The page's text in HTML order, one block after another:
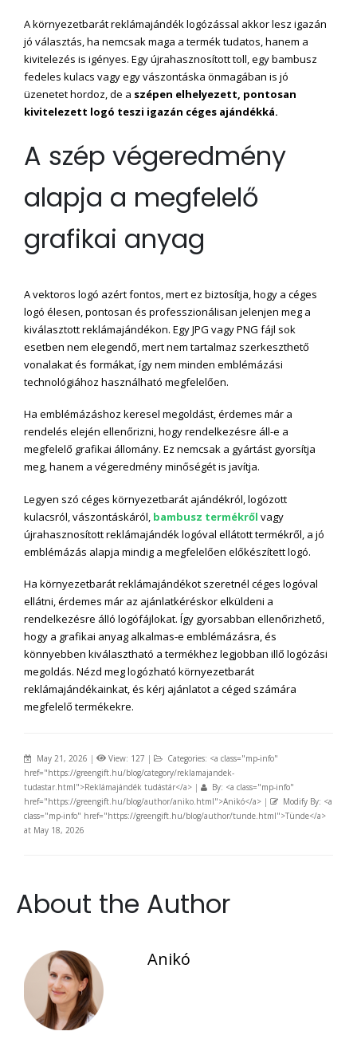
A környezetbarát reklámajándék logózással akkor lesz igazán
jó választás, ha nemcsak maga a termék tudatos, hanem a
kivitelezés is igényes. Egy újrahasznosított toll, egy bambusz
fedeles kulacs vagy egy vászontáska önmagában is jó
üzenetet hordoz, de a szépen elhelyezett, pontosan
kivitelezett logó teszi igazán céges ajándékká.
A szép végeredmény
alapja a megfelelő
grafikai anyag
A vektoros logó azért fontos, mert ez biztosítja, hogy a céges
logó élesen, pontosan és professzionálisan jelenjen meg a
kiválasztott reklámajándékon. Egy JPG vagy PNG fájl sok
esetben nem elegendő, mert nem tartalmaz szerkeszthető
vonalakat és formákat, így nem minden emblémázási
technológiához használható megfelelően.
Ha emblémázáshoz keresel megoldást, érdemes már a
rendelés elején ellenőrizni, hogy rendelkezésre áll-e a
megfelelő grafikai állomány. Ez nemcsak a gyártást gyorsítja
meg, hanem a végeredmény minőségét is javítja.
Legyen szó céges környezetbarát ajándékról, logózott
kulacsról, vászontáskáról, bambusz termékről vagy
újrahasznosított reklámajándék logóval ellátott termékről, a jó
emblémázás alapja mindig a megfelelően előkészített logó.
Ha környezetbarát reklámajándékot szeretnél céges logóval
ellátni, érdemes már az ajánlatkéréskor elküldeni a
rendelkezésre álló logófájlokat. Így gyorsabban ellenőrizhető,
hogy a grafikai anyag alkalmas-e emblémázásra, és
könnyebben kiválasztható a termékhez legjobban illő logózási
megoldás. Nézd meg logózható környezetbarát
reklámajándékainkat, és kérj ajánlatot a céged számára
megfelelő termékekre.
May 21, 2026 | View: 127 |
Categories: <a class="mp-info"
href="https://greengift.hu/blog/category/reklamajandek-
tudastar.html">Reklámajándék tudástár</a> |
By: <a class="mp-info"
href="https://greengift.hu/blog/author/aniko.html">Anikó</a> |
Modify By: <a
class="mp-info" href="https://greengift.hu/blog/author/tunde.html">Tünde</a>
at May 18, 2026
About the Author
Anikó